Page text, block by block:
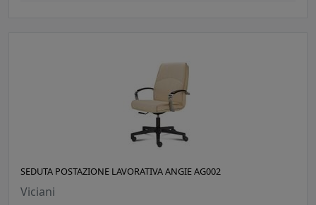
SEDUTA POSTAZIONE LAVORATIVA ANGIE AG002
Viciani